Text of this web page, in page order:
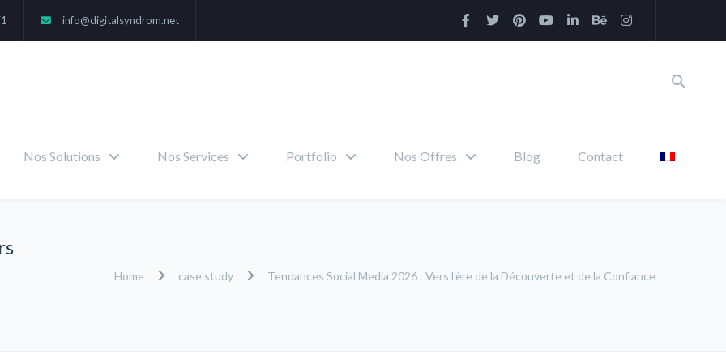
info@digitalsyndrom.net
Nos Solutions Nos Services Portfolio Nos Offres Blog Contact
Home case study Tendances Social Media 2026 : Vers l’ère de la Découverte et de la Confiance